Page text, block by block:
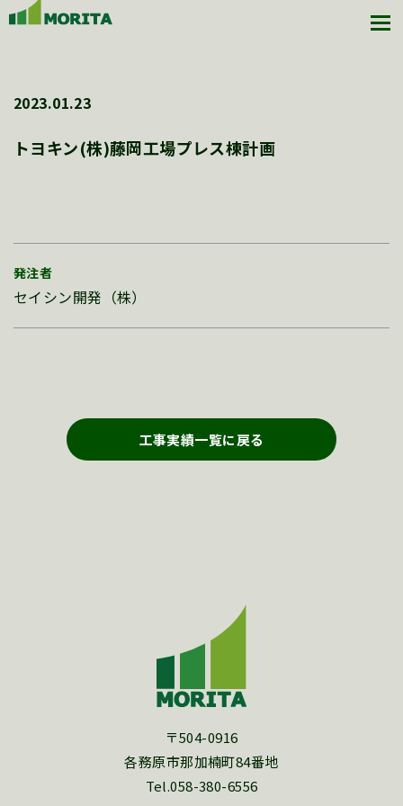
2023.01.23
トヨキン(株)藤岡工場プレス棟計画
発注者
セイシン開発（株）
工事実績一覧に戻る
〒504-0916
各務原市那加楠町84番地
Tel.058-380-6556